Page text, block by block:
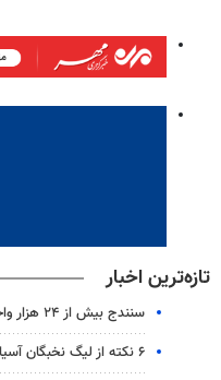
تازه‌ترین اخبار
سنندج بیش از ۲۴ هزار واحد صنفی دارد؛ ضرورت ساماندهی صنوف
۶ نکته از لیگ نخبگان آسیا؛ امید استقلال و تراکتور به قرعه‌ای راحت